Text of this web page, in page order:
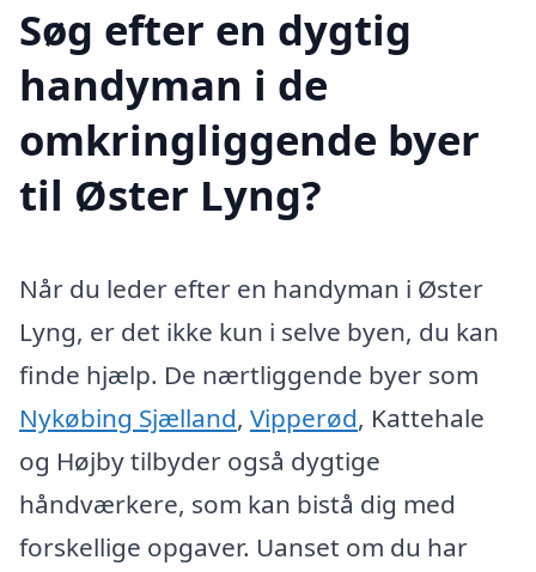
Søg efter en dygtig
handyman i de
omkringliggende byer
til Øster Lyng?
Når du leder efter en handyman i Øster
Lyng, er det ikke kun i selve byen, du kan
finde hjælp. De nærtliggende byer som
Nykøbing Sjælland, Vipperød, Kattehale
og Højby tilbyder også dygtige
håndværkere, som kan bistå dig med
forskellige opgaver. Uanset om du har